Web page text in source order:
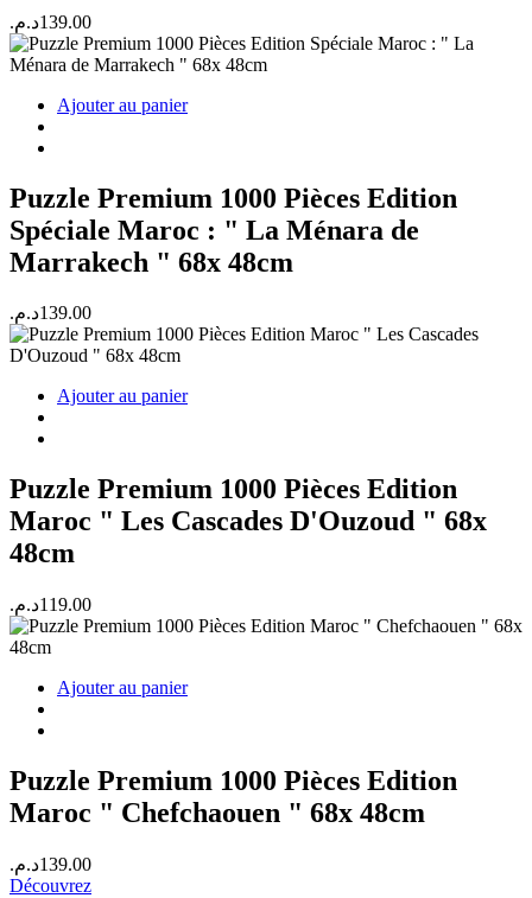
139.00د.م.
Ajouter au panier
Puzzle Premium 1000 Pièces Edition
Spéciale Maroc : " La Ménara de
Marrakech " 68x 48cm
139.00د.م.
Ajouter au panier
Puzzle Premium 1000 Pièces Edition
Maroc " Les Cascades D'Ouzoud " 68x
48cm
119.00د.م.
Ajouter au panier
Puzzle Premium 1000 Pièces Edition
Maroc " Chefchaouen " 68x 48cm
139.00د.م.
Découvrez